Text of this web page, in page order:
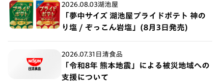
2026.08.03湖池屋
「夢中サイズ 湖池屋プライドポテト 神の
り塩 / ぞっこん岩塩」(8月3日発売)
2026.07.31 日清食品
「令和8年 熊本地震」による被災地域への
支援について